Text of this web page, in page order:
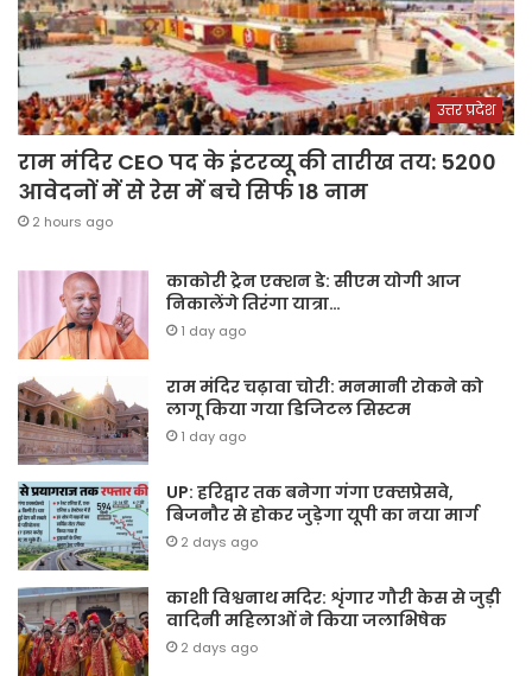
उत्तर प्रदेश
राम मंदिर CEO पद के इंटरव्यू की तारीख तय: 5200
आवेदनों में से रेस में बचे सिर्फ 18 नाम
2 hours ago
काकोरी ट्रेन एक्शन डे: सीएम योगी आज
निकालेंगे तिरंगा यात्रा…
1 day ago
राम मंदिर चढ़ावा चोरी: मनमानी रोकने को
लागू किया गया डिजिटल सिस्टम
1 day ago
UP: हरिद्वार तक बनेगा गंगा एक्सप्रेसवे,
बिजनौर से होकर जुड़ेगा यूपी का नया मार्ग
2 days ago
काशी विश्वनाथ मदिर: शृंगार गौरी केस से जुड़ी
वादिनी महिलाओं ने किया जलाभिषेक
2 days ago